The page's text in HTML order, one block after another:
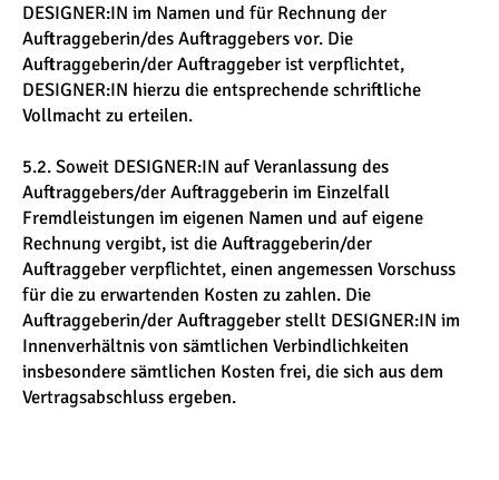
DESIGNER:IN im Namen und für Rechnung der
Auftraggeberin/des Auftraggebers vor. Die
Auftraggeberin/der Auftraggeber ist verpflichtet,
DESIGNER:IN hierzu die entsprechende schriftliche
Vollmacht zu erteilen.
5.2. Soweit DESIGNER:IN auf Veranlassung des
Auftraggebers/der Auftraggeberin im Einzelfall
Fremdleistungen im eigenen Namen und auf eigene
Rechnung vergibt, ist die Auftraggeberin/der
Auftraggeber verpflichtet, einen angemessen Vorschuss
für die zu erwartenden Kosten zu zahlen. Die
Auftraggeberin/der Auftraggeber stellt DESIGNER:IN im
Innenverhältnis von sämtlichen Verbindlichkeiten
insbesondere sämtlichen Kosten frei, die sich aus dem
Vertragsabschluss ergeben.